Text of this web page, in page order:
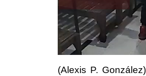
(Alexis P.